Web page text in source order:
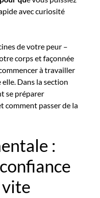
avec curiosité
de votre peur –
corps et façonnée
à travailler
Dans la section
se préparer
comment passer de la
: